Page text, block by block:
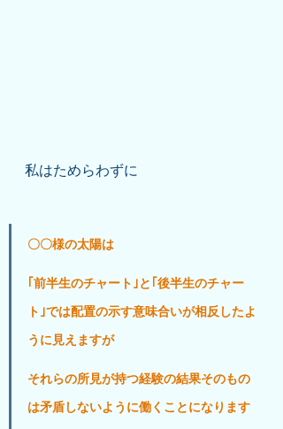
私はためらわずに
〇〇様の太陽は
｢前半生のチャート｣と｢後半生のチャー
ト｣では配置の示す意味合いが相反したよ
うに見えますが
それらの所見が持つ経験の結果そのもの
は矛盾しないように働くことになります